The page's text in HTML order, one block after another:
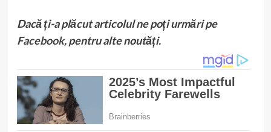
Dacă ți-a plăcut articolul ne poți urmări pe
Facebook, pentru alte noutăți.